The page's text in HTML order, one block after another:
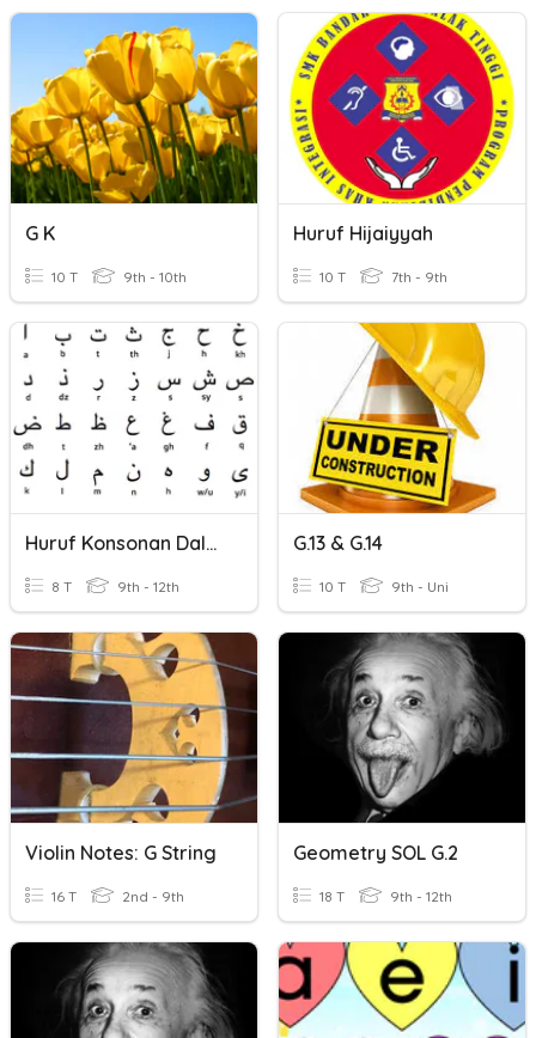
G K
10 T 9th - 10th
Huruf Hijaiyyah
10 T 7th - 9th
Huruf Konsonan Dalam Kata Serapan Bahasa Inggeris.
8 T 9th - 12th
G.13 & G.14
10 T 9th - Uni
Violin Notes: G String
16 T 2nd - 9th
Geometry SOL G.2
18 T 9th - 12th